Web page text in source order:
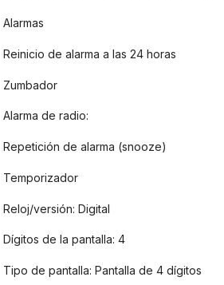
Alarmas
Reinicio de alarma a las 24 horas
Zumbador
Alarma de radio:
Repetición de alarma (snooze)
Temporizador
Reloj/versión: Digital
Dígitos de la pantalla: 4
Tipo de pantalla: Pantalla de 4 dígitos